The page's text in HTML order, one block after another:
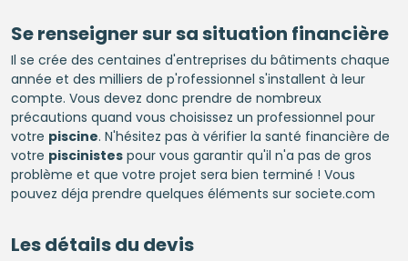
Se renseigner sur sa situation financière
Il se crée des centaines d'entreprises du bâtiments chaque
année et des milliers de p'rofessionnel s'installent à leur
compte. Vous devez donc prendre de nombreux
précautions quand vous choisissez un professionnel pour
votre piscine. N'hésitez pas à vérifier la santé financière de
votre piscinistespour vous garantir qu'il n'a pas de gros
problème et que votre projet sera bien terminé ! Vous
pouvez déja prendre quelques éléments sur societe.com
Les détails du devis